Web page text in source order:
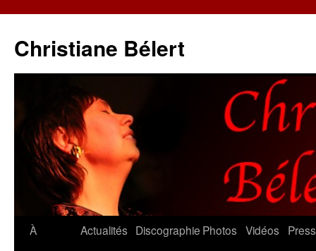
Christiane Bélert
Aller
À
Actualités Discographie Photos Vidéos